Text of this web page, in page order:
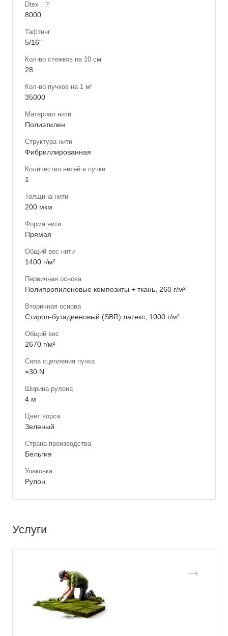
Dtex ?
8000
Тафтинг
5/16"
Кол-во стежков на 10 см
28
Кол-во пучков на 1 м²
35000
Материал нити
Полиэтилен
Структура нити
Фибриллированная
Количество нитей в пучке
1
Толщина нити
200 мкм
Форма нити
Прямая
Общий вес нити
1400 г/м²
Первичная основа
Полипропиленовые композиты + ткань, 260 г/м²
Вторичная основа
Стирол-бутадиеновый (SBR) латекс, 1000 г/м²
Общий вес
2670 г/м²
Сила сцепления пучка
≥30 N
Ширина рулона
4 м
Цвет ворса
Зеленый
Страна производства
Бельгия
Упаковка
Рулон
Услуги